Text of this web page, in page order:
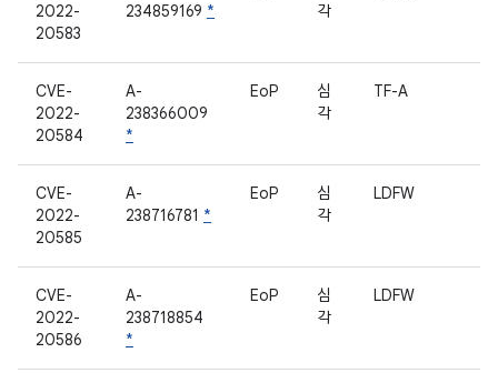
2022-
20583
234859169 *
각
CVE-
2022-
20584
A-
238366009
*
EoP
심
각
TF-A
CVE-
2022-
20585
A-
238716781 *
EoP
심
각
LDFW
CVE-
2022-
20586
A-
238718854
*
EoP
심
각
LDFW